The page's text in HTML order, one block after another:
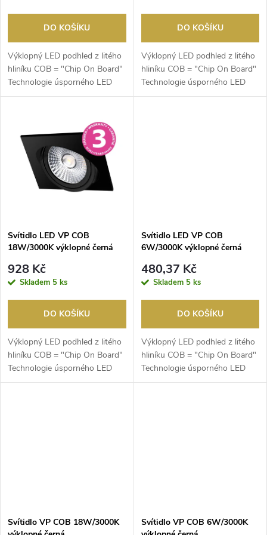
o
d
u
d
u
DO KOŠÍKU
Výklopný LED podhled z litého
hliníku COB = "Chip On Board"
Technologie úsporného LED
multichipu s v...
DO KOŠÍKU
Výklopný LED podhled z litého
hliníku COB = "Chip On Board"
Technologie úsporného LED
multichipu s v...
Svítidlo LED VP COB
18W/3000K výklopné černá
928 Kč
Skladem 5 ks
DO KOŠÍKU
Výklopný LED podhled z litého
hliníku COB = "Chip On Board"
Technologie úsporného LED
multichipu s v...
Svítidlo LED VP COB
6W/3000K výklopné černá
480,37 Kč
Skladem 5 ks
DO KOŠÍKU
Výklopný LED podhled z litého
hliníku COB = "Chip On Board"
Technologie úsporného LED
multichipu s v...
Svítidlo VP COB 18W/3000K
Svítidlo VP COB 6W/3000K